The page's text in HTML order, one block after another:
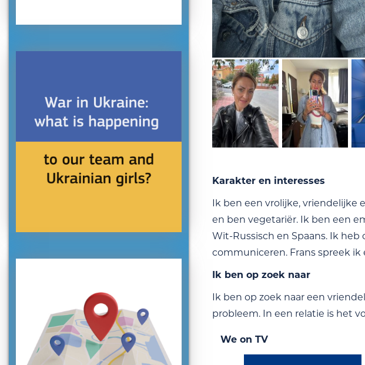
Karakter en interesses
Ik ben een vrolijke, vriendelijke
en ben vegetariër. Ik ben een
Wit-Russisch en Spaans. Ik
communiceren. Frans spreek
Ik ben op zoek naar
Ik ben op zoek naar een
probleem. In een relatie is het
We on TV